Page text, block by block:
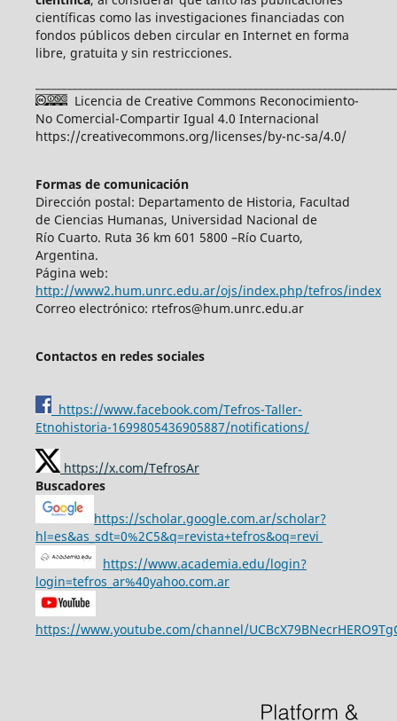
científicas como las investigaciones financiadas con
fondos públicos deben circular en Internet en forma
libre, gratuita y sin restricciones.
Licencia de Creative Commons Reconocimiento-
No Comercial-Compartir Igual 4.0 Internacional
https://creativecommons.org/licenses/by-nc-sa/4.0/
Formas de comunicación
Dirección postal: Departamento de Historia, Facultad
de Ciencias Humanas, Universidad Nacional de
Río Cuarto. Ruta 36 km 601 5800 –Río Cuarto,
Argentina.
Página web:
http://www2.hum.unrc.edu.ar/ojs/index.php/tefros/index
Correo electrónico: rtefros@hum.unrc.edu.ar
Contactos en redes sociales
https://www.facebook.com/Tefros-Taller-
Etnohistoria-1699805436905887/notifications/
https://x.com/TefrosAr
Buscadores
https://scholar.google.com.ar/scholar?
hl=es&as_sdt=0%2C5&q=revista+tefros&oq=revi
https://www.academia.edu/login?
login=tefros_ar%40yahoo.com.ar
https://www.youtube.com/channel/